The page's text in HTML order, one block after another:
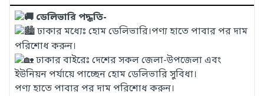
ডেলিভারি পদ্ধতি-
ঢাকার মধ্যেঃ হোম ডেলিভারি।পণ্য হাতে পাবার পর দাম
পরিশোধ করুন।
ঢাকার বাইরেঃ দেশের সকল জেলা-উপজেলা এবং
ইউনিয়ন পর্যায়ে পাচ্ছেন হোম ডেলিভারি সুবিধা।
পণ্য হাতে পাবার পর দাম পরিশোধ করুন।